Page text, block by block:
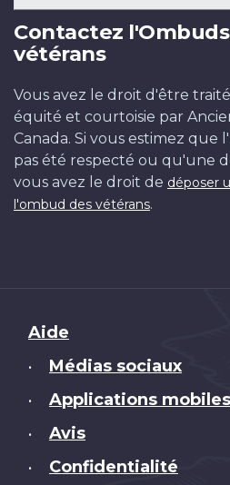
Contactez
vétérans
Vous avez le droit d'être
équité et courtoisie par
Canada. Si vous estimez que
pas été respecté ou qu'une
vous avez le droit de déposer
l'ombud des vétérans.
Brand
Aide
• Médias sociaux
• Applications mobiles
• Avis
• Confidentialité